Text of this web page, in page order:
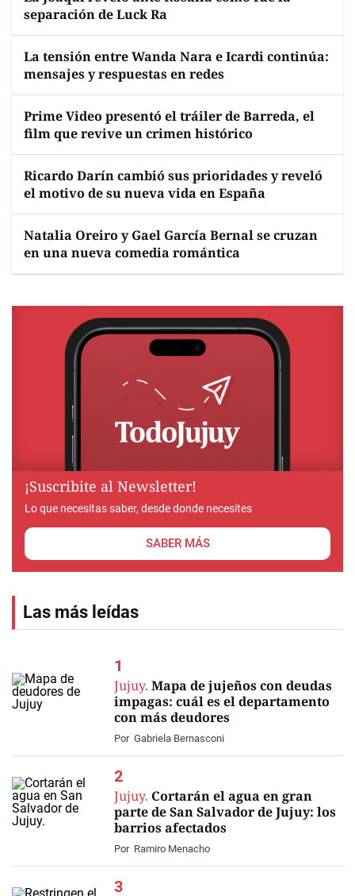
separación de Luck Ra
La tensión entre Wanda Nara e Icardi continúa:
mensajes y respuestas en redes
Prime Video presentó el tráiler de Barreda, el
film que revive un crimen histórico
Ricardo Darín cambió sus prioridades y reveló
el motivo de su nueva vida en España
Natalia Oreiro y Gael García Bernal se cruzan
en una nueva comedia romántica
¡Suscribite al Newsletter!
Lo que necesitas saber, desde donde necesites
SABER MÁS
Las más leídas
Jujuy. Mapa de jujeños con deudas
impagas: cuál es el departamento
con más deudores
Por Gabriela Bernasconi
Jujuy. Cortarán el agua en gran
parte de San Salvador de Jujuy: los
barrios afectados
Por Ramiro Menacho